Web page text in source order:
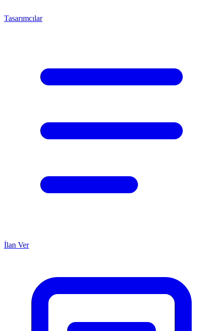
Tasarımcılar
İlan Ver